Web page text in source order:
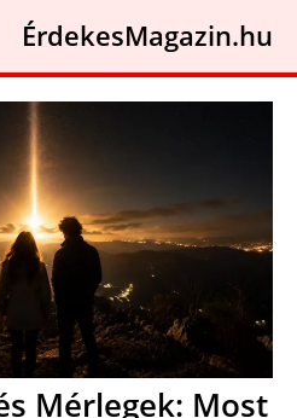
ÉrdekesMagazin.hu
Mérlegek: Most